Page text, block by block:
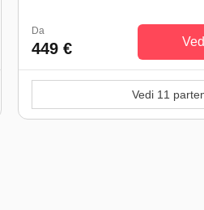
Da
449 €
Vedi 11